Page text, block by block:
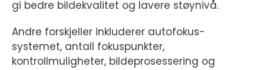
gi bedre bildekvalitet og lavere støynivå.
Andre forskjeller inkluderer autofokus-
systemet, antall fokuspunkter,
kontrollmuligheter, bildeprosessering og